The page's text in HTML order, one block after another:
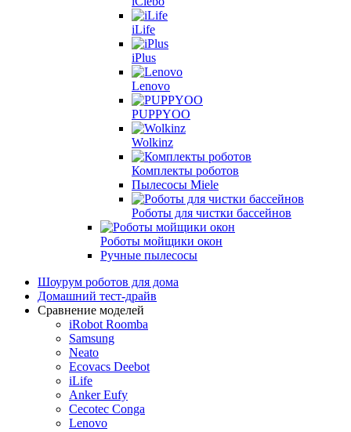
iLife
iPlus
Lenovo
PUPPYOO
Wolkinz
Комплекты роботов
Пылесосы Miele
Роботы для чистки бассейнов
Роботы мойщики окон
Ручные пылесосы
Шоурум роботов для дома
Домашний тест-драйв
Сравнение моделей
iRobot Roomba
Samsung
Neato
Ecovacs Deebot
iLife
Anker Eufy
Cecotec Conga
Lenovo